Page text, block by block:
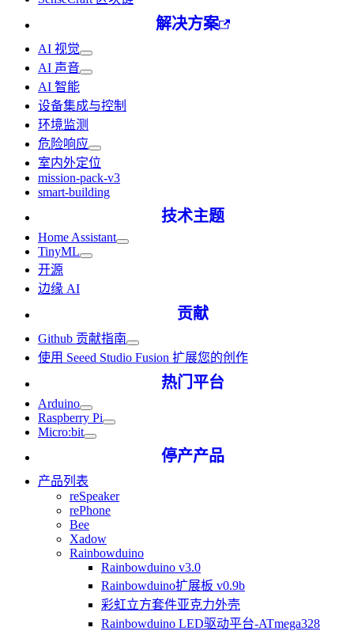
解决方案
AI 视觉
AI 声音
AI 智能
设备集成与控制
环境监测
危险响应
室内外定位
mission-pack-v3
smart-building
技术主题
Home Assistant
TinyML
开源
边缘 AI
贡献
Github 贡献指南
使用 Seeed Studio Fusion 扩展您的创作
热门平台
Arduino
Raspberry Pi
Micro:bit
停产产品
产品列表
reSpeaker
rePhone
Bee
Xadow
Rainbowduino
Rainbowduino v3.0
Rainbowduino扩展板 v0.9b
彩虹立方套件亚克力外壳
Rainbowduino LED驱动平台-ATmega328